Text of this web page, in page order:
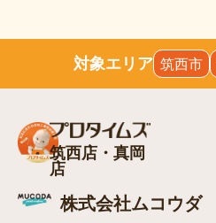
対象エリア 筑西市
筑西店・真岡
店
株式会社ムコウダ